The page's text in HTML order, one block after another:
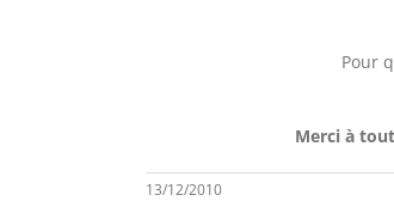
Pour
Merci à
13/12/2010